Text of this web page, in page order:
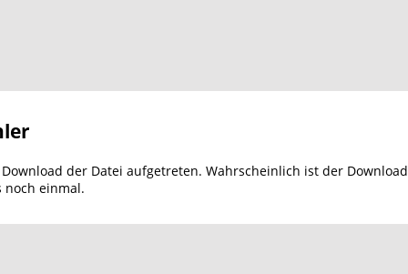
der Datei aufgetreten. Wahrscheinlich ist der
noch einmal.